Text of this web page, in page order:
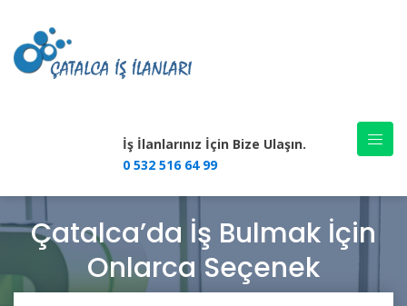
İş İlanlarınız İçin Bize Ulaşın.
0 532 516 64 99
Çatalca’da İş Bulmak İçin
Onlarca Seçenek